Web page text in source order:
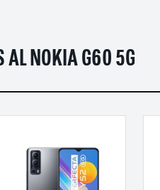
AL NOKIA G60 5G